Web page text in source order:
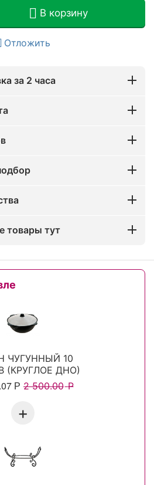
В корзину
Отложить
за 2 часа
товары тут
ЧУГУННЫЙ 10
(КРУГЛОЕ ДНО)
Р 2 500.00 Р
+